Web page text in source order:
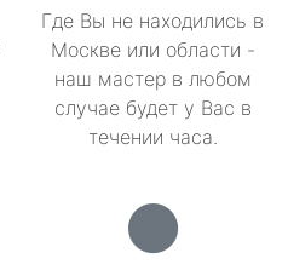
Где Вы не находились в
Москве или области -
наш мастер в любом
случае будет у Вас в
течении часа.